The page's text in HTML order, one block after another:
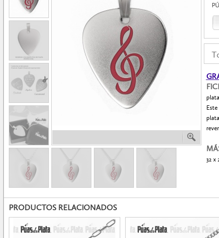
32
PRODUCTOS RELACIONADOS